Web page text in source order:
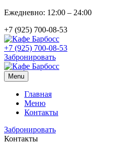
Ежедневно: 12:00 – 24:00
+7 (925) 700-08-53
+7 (925) 700-08-53
Забронировать
Menu
Главная
Меню
Контакты
Забронировать
Контакты